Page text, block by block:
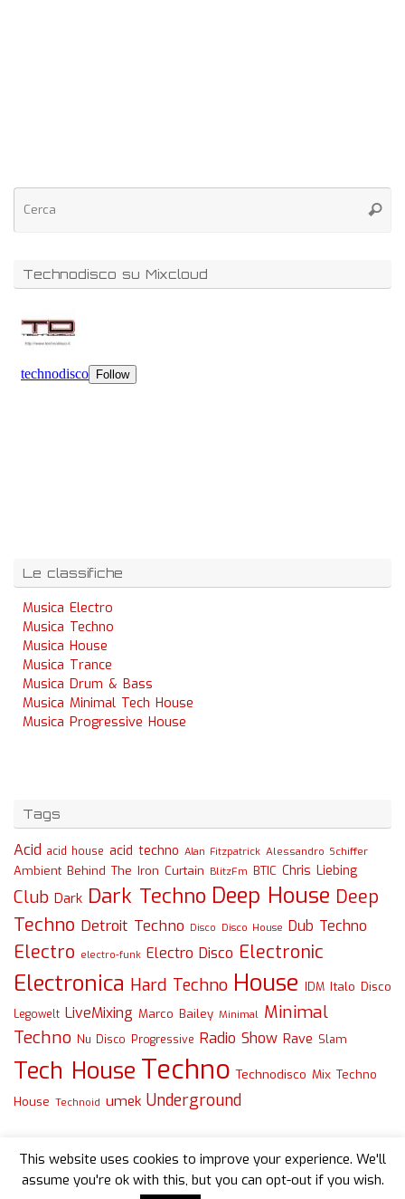
Technodisco su Mixcloud
Le classifiche
Musica Electro
Musica Techno
Musica House
Musica Trance
Musica Drum & Bass
Musica Minimal Tech House
Musica Progressive House
Tags
Acid acid house acid techno Alan Fitzpatrick Alessandro Schiffer
Ambient Behind The Iron Curtain BlitzFm BTIC Chris Liebing
Club Dark Dark Techno Deep House Deep
Techno Detroit Techno Disco Disco House Dub Techno
Electro electro-funk Electro Disco Electronic
Electronica Hard Techno House IDM Italo Disco
Legowelt LiveMixing Marco Bailey Minimal Minimal
Techno Nu Disco Progressive Radio Show Rave Slam
Tech House Techno Technodisco Mix Techno
House Technoid umek Underground
This website uses cookies to improve your experience. We'll
assume you're ok with this, but you can opt-out if you wish.